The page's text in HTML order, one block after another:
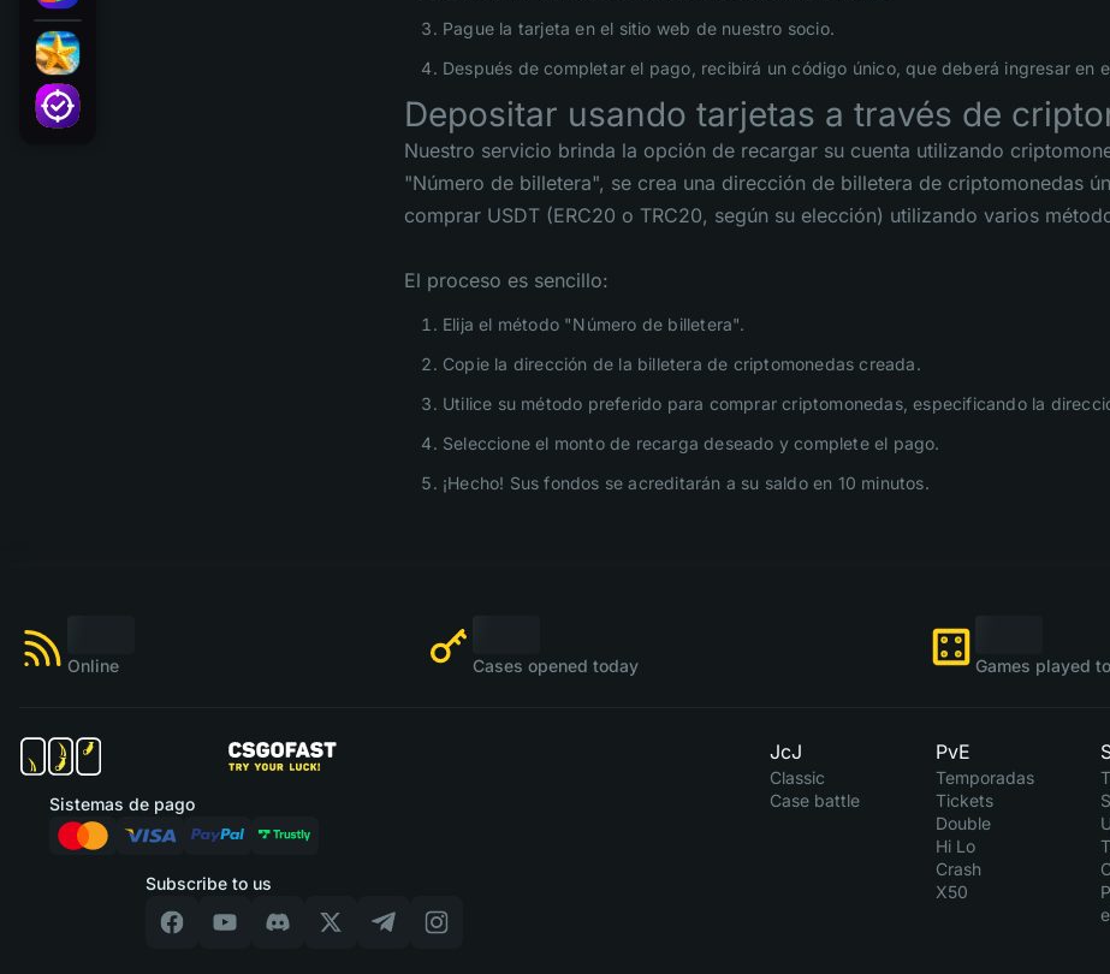
Pague la tarjeta en el sitio web de nuestro socio.
Después de completar el pago, recibirá un código único, que deberá ingresar en
Depositar usando tarjetas a través de
Nuestro servicio brinda la opción de recargar su cuenta utilizando
"Número de billetera", se crea una dirección de billetera de criptomonedas
comprar USDT (ERC20 o TRC20, según su elección) utilizando varios
El proceso es sencillo:
Elija el método "Número de billetera".
Copie la dirección de la billetera de criptomonedas creada.
Utilice su método preferido para comprar criptomonedas, especificando la
Seleccione el monto de recarga deseado y complete el pago.
¡Hecho! Sus fondos se acreditarán a su saldo en 10 minutos.
Online Cases opened today Games played
Subscribe to us
Sistemas de pago
JcJ
Classic
Case battle
PvE
Temporadas
Tickets
Double
Hi Lo
Crash
X50